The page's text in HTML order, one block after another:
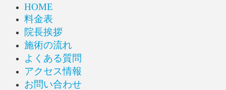
HOME
料金表
院長挨拶
施術の流れ
よくある質問
アクセス情報
お問い合わせ